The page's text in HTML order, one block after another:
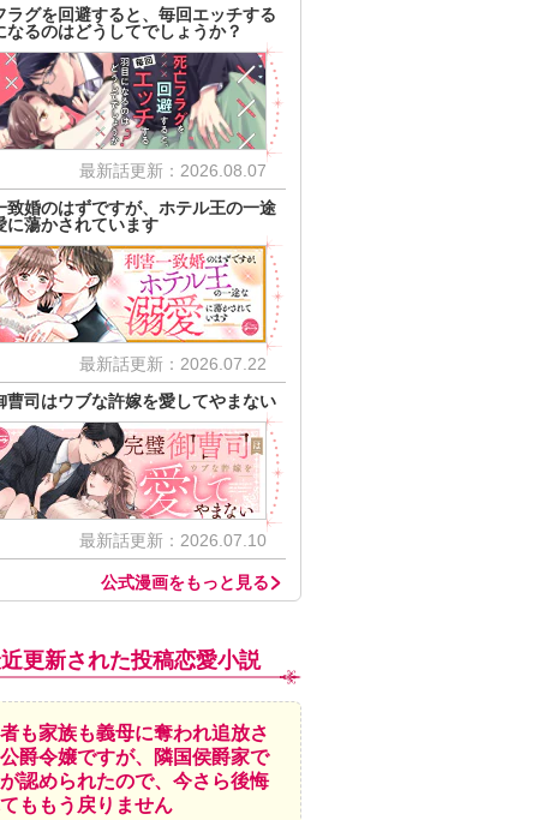
ラグを回避すると、毎回エッチする
なるのはどうしてでしょうか？
最新話更新：2026.08.07
致婚のはずですが、ホテル王の一途
に蕩かされています
最新話更新：2026.07.22
曹司はウブな許嫁を愛してやまない
最新話更新：2026.07.10
公式漫画をもっと見る
更新された投稿恋愛小説
も家族も義母に奪われ追放さ
爵令嬢ですが、隣国侯爵家で
認められたので、今さら後悔
ももう戻りません